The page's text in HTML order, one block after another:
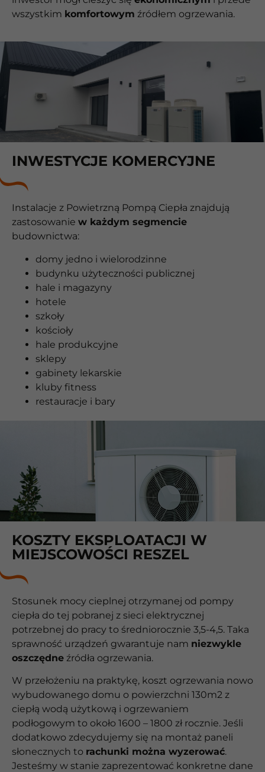
wszystkim komfortowym źródłem ogrzewania.
INWESTYCJE KOMERCYJNE
Instalacje z Powietrzną Pompą Ciepła znajdują
zastosowanie w każdym segmencie
budownictwa:
domy jedno i wielorodzinne
budynku użyteczności publicznej
hale i magazyny
hotele
szkoły
kościoły
hale produkcyjne
sklepy
gabinety lekarskie
kluby fitness
restauracje i bary
KOSZTY EKSPLOATACJI W
MIEJSCOWOŚCI RESZEL
Stosunek mocy cieplnej otrzymanej od pompy
ciepła do tej pobranej z sieci elektrycznej
potrzebnej do pracy to średniorocznie 3,5-4,5. Taka
sprawność urządzeń gwarantuje nam niezwykle
oszczędne źródła ogrzewania.
W przełożeniu na praktykę, koszt ogrzewania nowo
wybudowanego domu o powierzchni 130m2 z
ciepłą wodą użytkową i ogrzewaniem
podłogowym to około 1600 – 1800 zł rocznie. Jeśli
dodatkowo zdecydujemy się na montaż paneli
słonecznych to rachunki można wyzerować.
Jesteśmy w stanie zaprezentować konkretne dane